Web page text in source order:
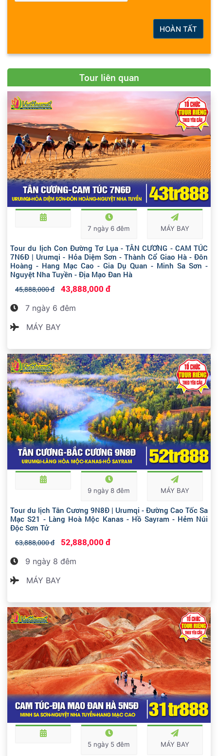
HOÀN TẤT
Tour liên quan
7 ngày 6 đêm MÁY BAY
Tour du lịch Con Đường Tơ Lụa - TÂN CƯƠNG - CAM TÚC
7N6Đ | Urumqi - Hỏa Diệm Sơn - Thành Cổ Giao Hà - Đôn
Hoàng - Hang Mạc Cao - Gia Dụ Quan - Minh Sa Sơn -
Nguyệt Nha Tuyền - Địa Mạo Đan Hà
45,888,000 đ 43,888,000 đ
7 ngày 6 đêm
MÁY BAY
9 ngày 8 đêm MÁY BAY
Tour du lịch Tân Cương 9N8Đ | Urumqi - Đường Cao Tốc Sa
Mạc S21 - Làng Hoà Mộc Kanas - Hồ Sayram - Hẻm Núi
Độc Sơn Tử
63,888,000 đ 52,888,000 đ
9 ngày 8 đêm
MÁY BAY
5 ngày 5 đêm MÁY BAY